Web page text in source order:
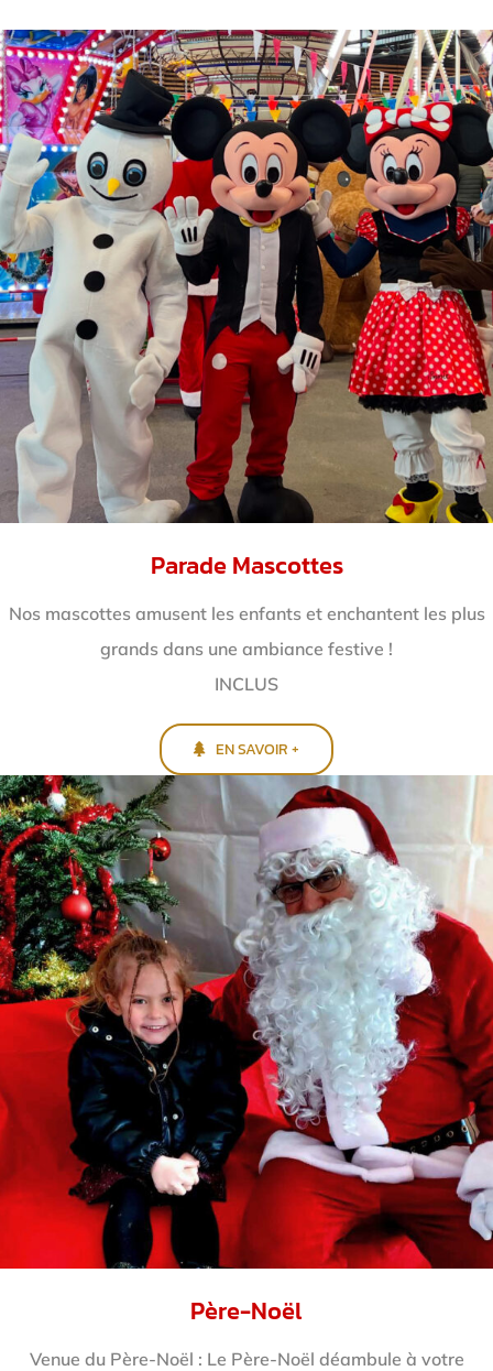
Parade Mascottes
Nos mascottes amusent les enfants et enchantent les plus
grands dans une ambiance festive !
INCLUS
EN SAVOIR +
Père-Noël
Venue du Père-Noël : Le Père-Noël déambule à votre